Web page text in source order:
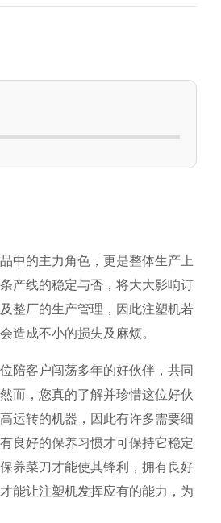
中的主力角色，更是整体生产上
产线的稳定与否，将大大影响订
整厂的生产管理，因此注塑机若
造成不小的损失及麻烦。
陪客户闯荡多年的好伙伴，共同
而，您真的了解并珍惜这位好伙
运转的机器，因此有许多需要细
良好的保养习惯才可保持它稳定
养菜刀才能使其锋利，拥有良好
能让注塑机发挥应有的能力，为